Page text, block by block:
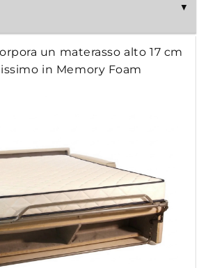
un materasso alto 17 cm
in Memory Foam